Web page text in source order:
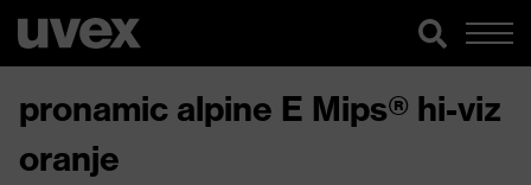
pronamic alpine E Mips® hi-viz
oranje